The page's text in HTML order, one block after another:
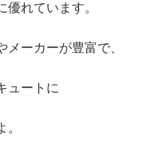
れています。
ーカーが豊富で、
ュートに